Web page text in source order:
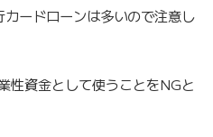
ードローンは多いので注意し
性資金として使うことをNGと